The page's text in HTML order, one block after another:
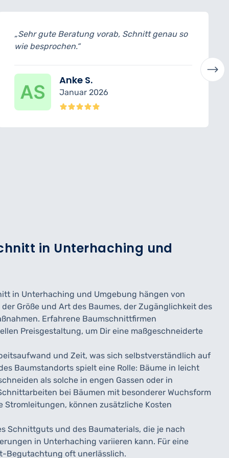
„Sehr gute Beratung vorab, Schnitt genau so
wie besprochen.“
Anke S.
Januar 2026
in Unterhaching und
in Unterhaching und Umgebung hängen von
Größe und Art des Baumes, der Zugänglichkeit des
Erfahrene Baumschnittfirmen
Preisgestaltung, um Dir eine maßgeschneiderte
und Zeit, was sich selbstverständlich auf
Baumstandorts spielt eine Rolle: Bäume in leicht
als solche in engen Gassen oder in
bei Bäumen mit besonderer Wuchsform
Stromleitungen, können zusätzliche Kosten
Schnittguts und des Baumaterials, die je nach
in Unterhaching variieren kann. Für eine
Begutachtung oft unerlässlich.